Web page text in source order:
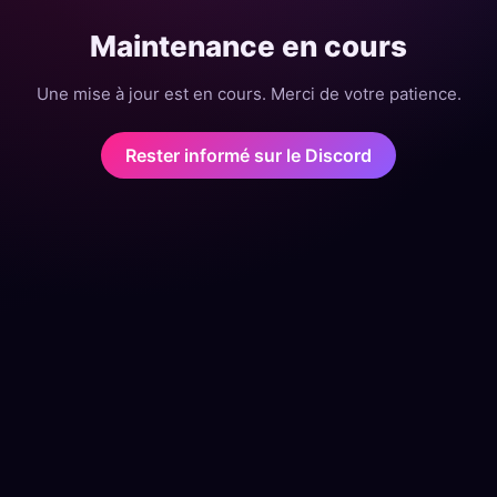
Maintenance en cours
Une mise à jour est en cours. Merci de votre patience.
Rester informé sur le Discord